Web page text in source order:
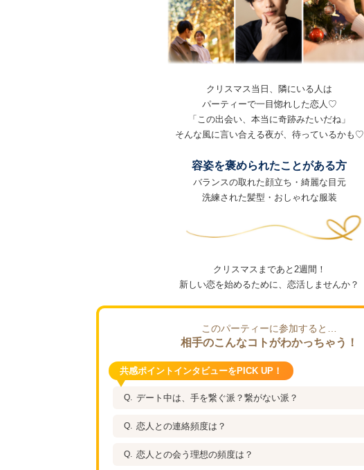
クリスマス当日、隣にいる人は
パーティーで一目惚れした恋人♡
「この出会い、本当に奇跡みたいだね」
そんな風に言い合える夜が、待っているかも♡
容姿を褒められたことがある方
バランスの取れた顔立ち・綺麗な目元
洗練された髪型・おしゃれな服装
クリスマスまであと2週間！
新しい恋を始めるために、恋活しませんか？
このパーティーに参加すると…
相手のこんなコトがわかっちゃう！
共感ポイントインタビューをPICK UP！
デート中は、手を繋ぐ派？繋がない派？
恋人との連絡頻度は？
恋人との会う理想の頻度は？